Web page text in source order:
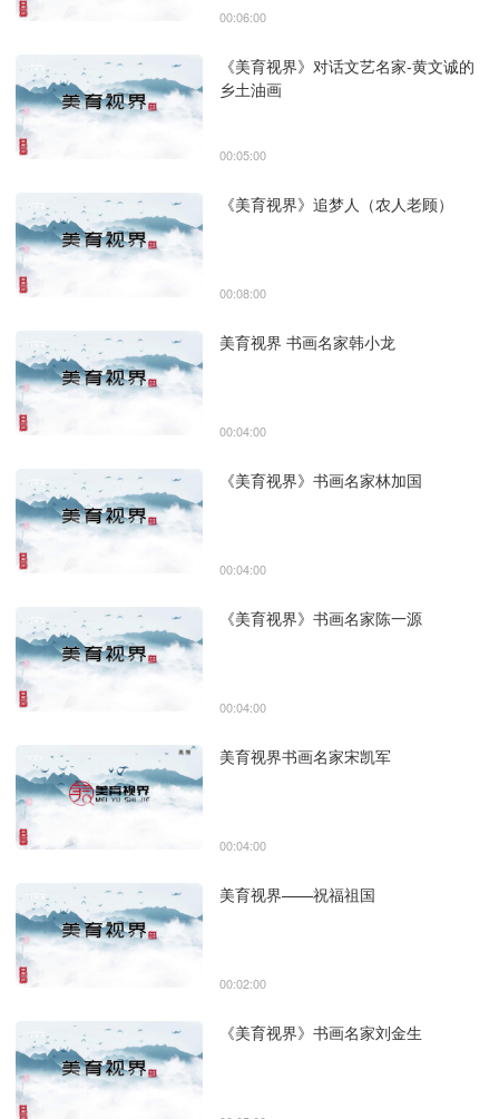
00:06:00
《美育视界》对话文艺名家-黄文诚的
乡土油画
00:05:00
《美育视界》追梦人（农人老顾）
00:08:00
美育视界 书画名家韩小龙
00:04:00
《美育视界》书画名家林加国
00:04:00
《美育视界》书画名家陈一源
00:04:00
美育视界书画名家宋凯军
00:04:00
美育视界——祝福祖国
00:02:00
《美育视界》书画名家刘金生